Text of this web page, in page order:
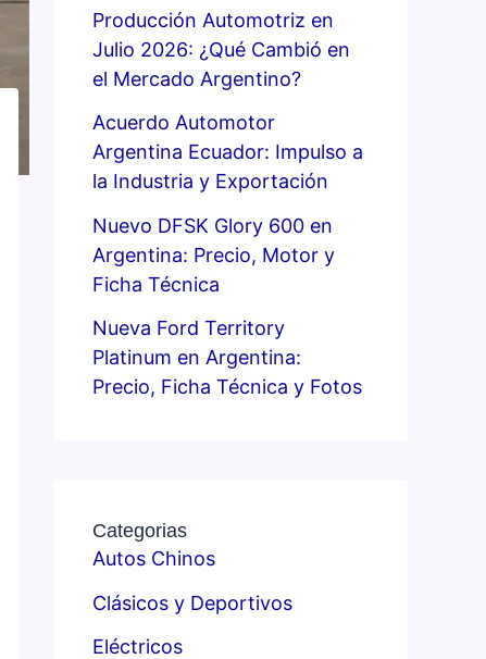
Producción Automotriz en
Julio 2026: ¿Qué Cambió en
el Mercado Argentino?
Acuerdo Automotor
Argentina Ecuador: Impulso a
la Industria y Exportación
Nuevo DFSK Glory 600 en
Argentina: Precio, Motor y
Ficha Técnica
Nueva Ford Territory
Platinum en Argentina:
Precio, Ficha Técnica y Fotos
Categorias
Autos Chinos
Clásicos y Deportivos
Eléctricos